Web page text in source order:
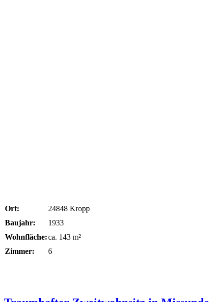
Ort:
24848 Kropp
Baujahr:
1933
Wohnfläche:ca. 143 m²
Zimmer:
6